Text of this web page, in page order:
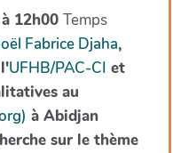
12h00 Temps
Fabrice Djaha,
UFHB/PAC-CI et
au
à Abidjan
sur le thème